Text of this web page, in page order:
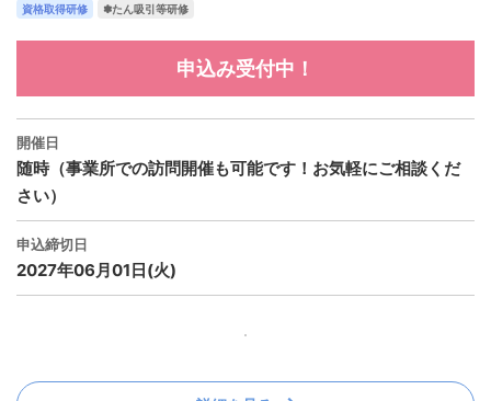
資格取得研修 ✽たん吸引等研修
申込み受付中！
開催日
随時（事業所での訪問開催も可能です！お気軽にご相談くだ
さい）
申込締切日
2027年06月01日(火)